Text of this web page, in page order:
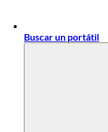
Buscar un portátil